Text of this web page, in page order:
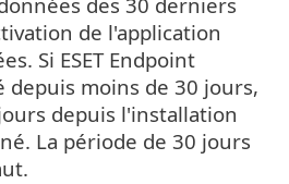
de l'application
Si ESET Endpoint
depuis moins de 30 jours,
depuis l'installation
La période de 30 jours